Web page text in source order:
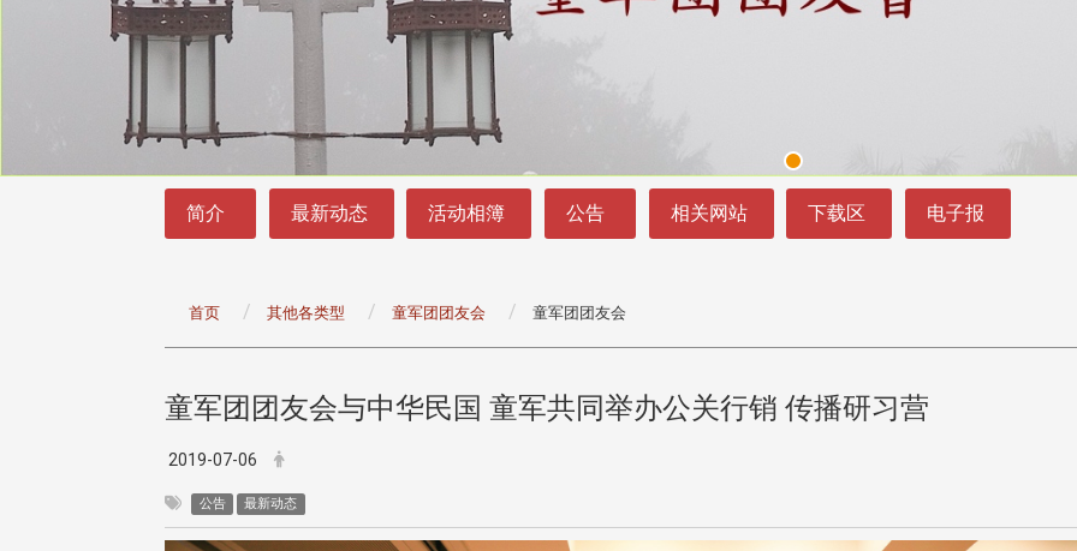
简介 最新动态 活动相簿 公告 相关网站 下载区 电子报
首页 其他各类型 童军团团友会 童军团团友会
童军团团友会与中华民国 童军共同举办公关行销 传播研习营
2019-07-06
公告 最新动态